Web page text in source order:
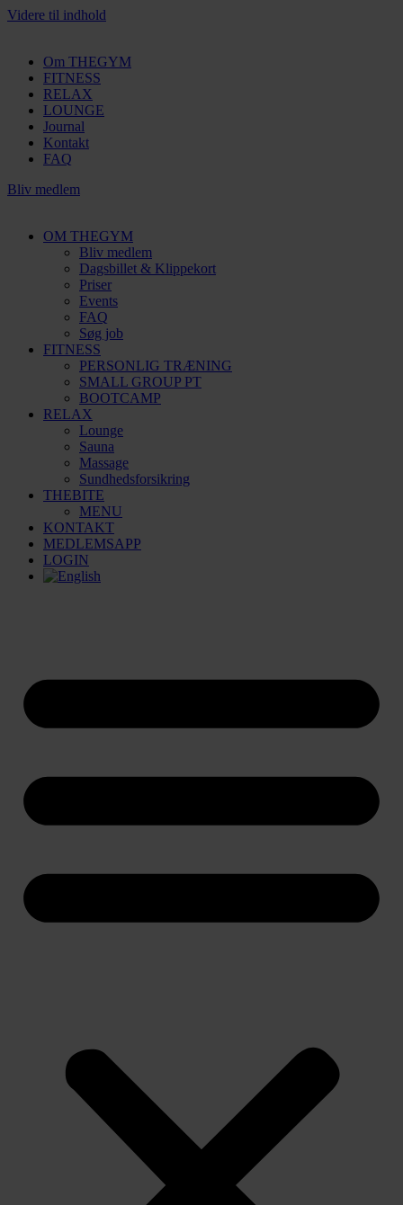
Videre til indhold
Om THEGYM
FITNESS
RELAX
LOUNGE
Journal
Kontakt
FAQ
Bliv medlem
OM THEGYM
Bliv medlem
Dagsbillet & Klippekort
Priser
Events
FAQ
Søg job
FITNESS
PERSONLIG TRÆNING
SMALL GROUP PT
BOOTCAMP
RELAX
Lounge
Sauna
Massage
Sundhedsforsikring
THEBITE
MENU
KONTAKT
MEDLEMSAPP
LOGIN